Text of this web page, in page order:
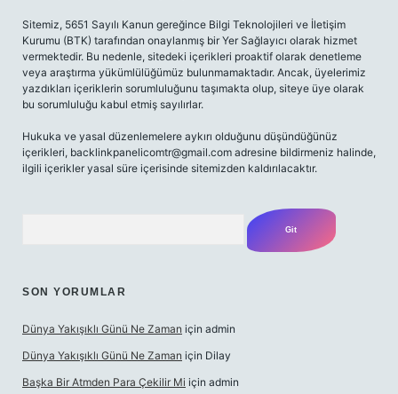
Sitemiz, 5651 Sayılı Kanun gereğince Bilgi Teknolojileri ve İletişim
Kurumu (BTK) tarafından onaylanmış bir Yer Sağlayıcı olarak hizmet
vermektedir. Bu nedenle, sitedeki içerikleri proaktif olarak denetleme
veya araştırma yükümlülüğümüz bulunmamaktadır. Ancak, üyelerimiz
yazdıkları içeriklerin sorumluluğunu taşımakta olup, siteye üye olarak
bu sorumluluğu kabul etmiş sayılırlar.
Hukuka ve yasal düzenlemelere aykırı olduğunu düşündüğünüz
içerikleri, backlinkpanelicomtr@gmail.com adresine bildirmeniz halinde,
ilgili içerikler yasal süre içerisinde sitemizden kaldırılacaktır.
SON YORUMLAR
Dünya Yakışıklı Günü Ne Zaman için admin
Dünya Yakışıklı Günü Ne Zaman için Dilay
Başka Bir Atmden Para Çekilir Mi için admin